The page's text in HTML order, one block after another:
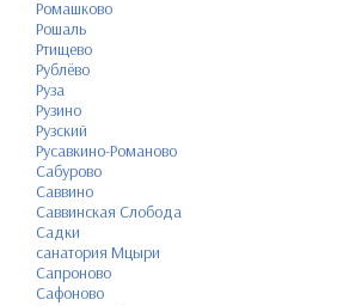
Ромашково
Рошаль
Ртищево
Рублёво
Руза
Рузино
Рузский
Русавкино-Романово
Сабурово
Саввино
Саввинская Слобода
Садки
санатория Мцыри
Сапроново
Сафоново